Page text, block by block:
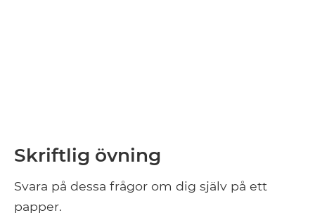
Skriftlig övning
Svara på dessa frågor om dig själv på ett
papper.